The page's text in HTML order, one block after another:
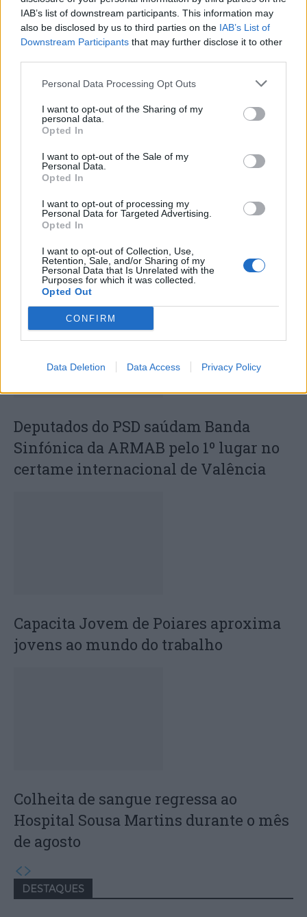
IAB’s list of downstream participants. This information may
also be disclosed by us to third parties on the IAB’s List of
Downstream Participants that may further disclose it to other
Personal Data Processing Opt Outs
I want to opt-out of the Sharing of my
personal data.
Opted In
I want to opt-out of the Sale of my
Personal Data.
Opted In
I want to opt-out of processing my
Personal Data for Targeted Advertising.
Opted In
I want to opt-out of Collection, Use,
Retention, Sale, and/or Sharing of my
Personal Data that Is Unrelated with the
Purposes for which it was collected.
Opted Out
CONFIRM
Data Deletion Data Access Privacy Policy
Artigo anterior
Urgência pediátrica de
Torres Novas fecha
quinzenalmente aos fins
de semana no verão
Aeroporto: Regiões de
Leiria e de Coimbra, Médio
defendem Santarém como
escolha ideal
ARTIGOS RELACIONADOSMAIS DO AUTOR
Deputados do PSD saúdam Banda
Sinfónica da ARMAB pelo 1º lugar no
certame internacional de Valência
Capacita Jovem de Poiares aproxima
jovens ao mundo do trabalho
Colheita de sangue regressa ao
Hospital Sousa Martins durante o mês
de agosto
DESTAQUES